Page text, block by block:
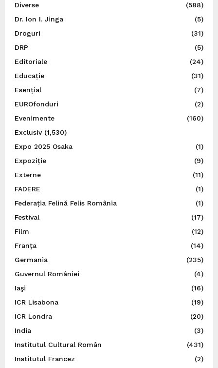
Diverse
(588)
Dr. Ion I. Jinga
(5)
Droguri
(31)
DRP
(5)
Editoriale
(24)
Educație
(31)
Esențial
(7)
EUROfonduri
(2)
Evenimente
(160)
Exclusiv(1,530)
Expo 2025 Osaka
(1)
Expoziție
(9)
Externe
(11)
FADERE
(1)
Federația Felină Felis România
(1)
Festival
(17)
Film
(12)
Franța
(14)
Germania
(235)
Guvernul României
(4)
Iaşi
(16)
ICR Lisabona
(19)
ICR Londra
(20)
India
(3)
Institutul Cultural Român
(431)
Institutul Francez
(2)